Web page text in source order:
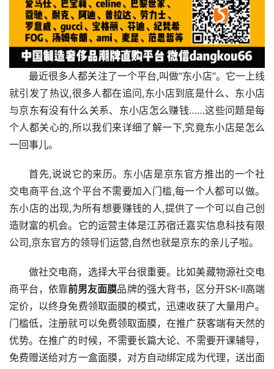
最近很多人都关注了一个平台,叫做“东小店“。它一上线
就引发了热议,很多人都在追问,东小店到底是什么、东小店
与京东有没有什么关系、东小店怎么赚钱……这些问题是每
个人都关心的,所以我们来详细了解一下,究竟东小店是怎么
一回事儿。
首先,说说它的来历。东小店是京东官方推出的一个社
交电商平台,这个平台不需要加入门槛,每一个人都可以做。
东小店的出现,为所有想要赚钱的人,提供了一个可以自己创
造财富的机会。它的运营主体是江苏宿迁嘉实信息科技有限
公司,京东官方的领导们运营,自然也就是京东的亲儿子啦。
做社交电商，选择大平台很重要。比如美藏物源社交电
商平台，依靠前男友面膜品牌的强大背书，区分开SK-II高端
定价，以终身免费领取面膜的模式，迅速收获了大量用户。
门槛低，注册就可以免费领取面膜，在推广获客端有天然的
优势。在推广的时候，不需要长篇大论、不需要开课辅导，
免费赠送给对方一盒面膜，对方自动绑定成为代理，送出面